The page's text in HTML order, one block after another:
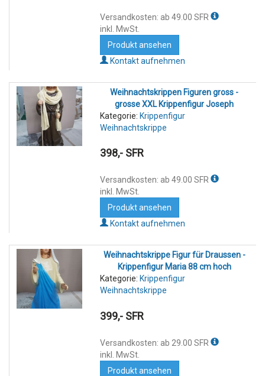
Versandkosten: ab 49.00 SFR
inkl. MwSt.
Produkt ansehen
Kontakt aufnehmen
Weihnachtskrippen Figuren gross -
grosse XXL Krippenfigur Joseph
Kategorie: Krippenfigur
Weihnachtskrippe
398,- SFR
Versandkosten: ab 49.00 SFR
inkl. MwSt.
Produkt ansehen
Kontakt aufnehmen
Weihnachtskrippe Figur für Draussen -
Krippenfigur Maria 88 cm hoch
Kategorie: Krippenfigur
Weihnachtskrippe
399,- SFR
Versandkosten: ab 29.00 SFR
inkl. MwSt.
Produkt ansehen